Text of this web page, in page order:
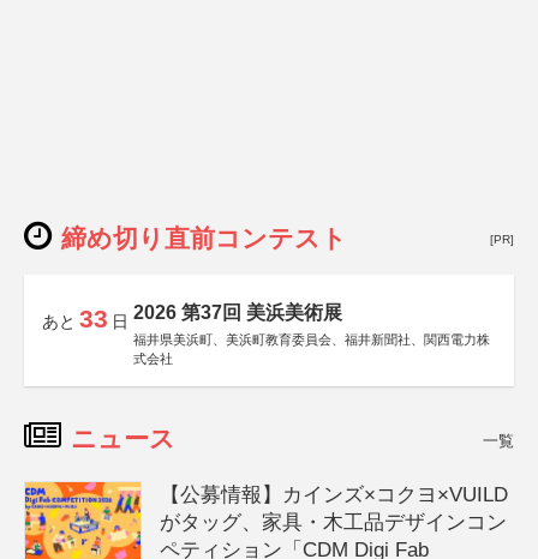
締め切り直前コンテスト [PR]
あと 33 日 2026 第37回 美浜美術展
福井県美浜町、美浜町教育委員会、福井新聞社、関西電力株
式会社
ニュース 一覧
【公募情報】カインズ×コクヨ×VUILD
がタッグ、家具・木工品デザインコン
ペティション「CDM Digi Fab